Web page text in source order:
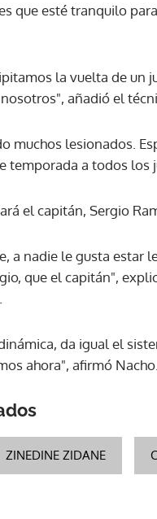
que esté tranquilo
la vuelta de un
añadió el
muchos lesionados.
temporada a todos los
el capitán, Sergio
a nadie le gusta estar
que el capitán",
da igual el
ahora", afirmó Nacho.
ZINEDINE ZIDANE